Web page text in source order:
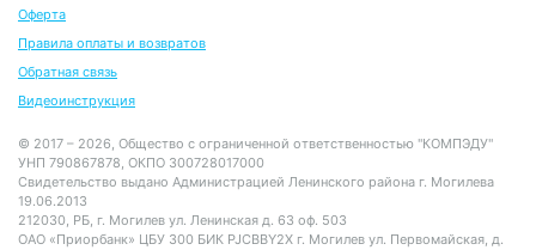
Оферта
Правила оплаты и возвратов
Обратная связь
Видеоинструкция
© 2017 – 2026, Общество с ограниченной ответственностью "КОМПЭДУ"
УНП 790867878, ОКПО 300728017000
Свидетельство выдано Администрацией Ленинского района г. Могилева
19.06.2013
212030, РБ, г. Могилев ул. Ленинская д. 63 оф. 503
ОАО «Приорбанк» ЦБУ 300 БИК PJCBBY2X г. Могилев ул. Первомайская, д.